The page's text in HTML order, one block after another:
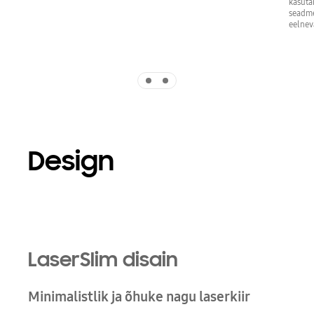
Design
LaserSlim disain
Minimalistlik ja õhuke nagu laserkiir